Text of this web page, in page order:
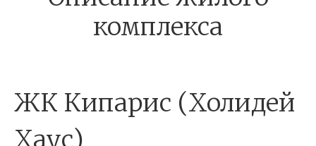
комплекса
ЖК Кипарис (Холидей
Хаус)